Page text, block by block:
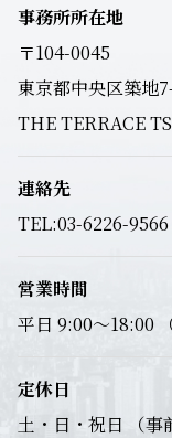
事務所所在地
〒104-0045
東京都中央区築地
THE TERRACE
連絡先
TEL:03-6226-
営業時間
平日 9:00～18:00
定休日
土・日・祝日 （事